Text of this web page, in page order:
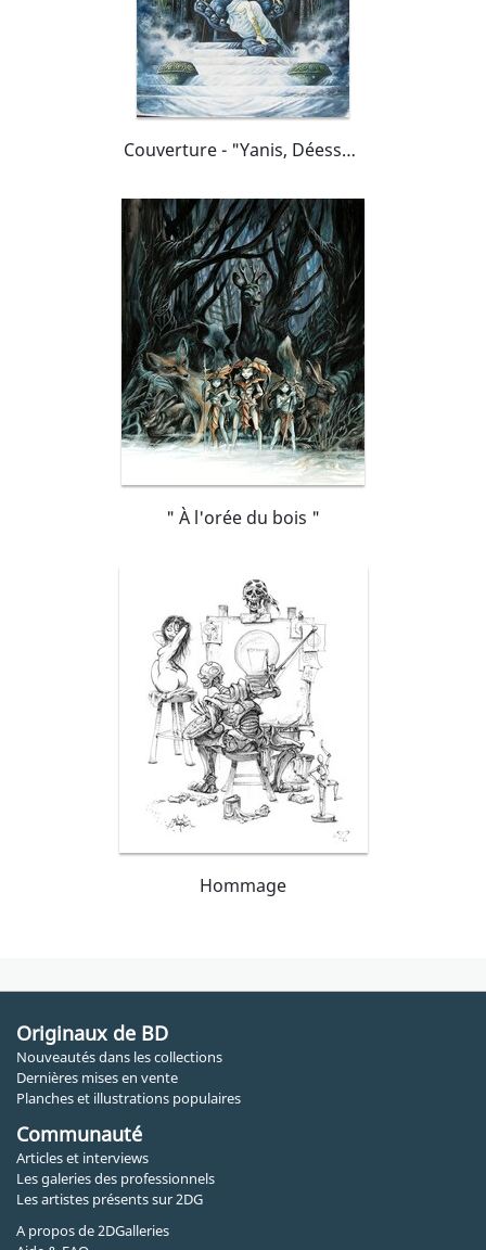
Couverture - "Yanis, Déesse de la mort"
" À l'orée du bois "
Hommage
Originaux de BD
Nouveautés dans les collections
Dernières mises en vente
Planches et illustrations populaires
Communauté
Articles et interviews
Les galeries des professionnels
Les artistes présents sur 2DG
A propos de 2DGalleries